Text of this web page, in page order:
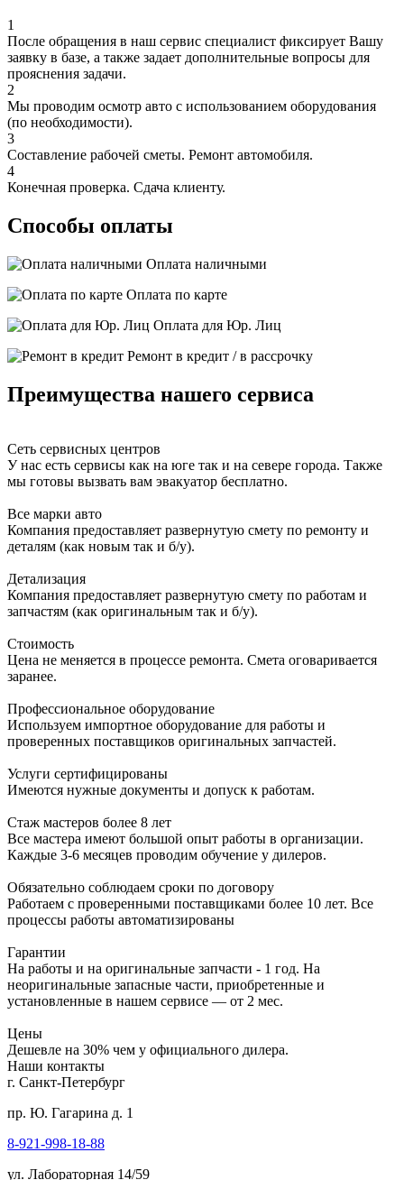
1
После обращения в наш сервис специалист фиксирует Вашу
заявку в базе, а также задает дополнительные вопросы для
прояснения задачи.
2
Мы проводим осмотр авто с использованием оборудования
(по необходимости).
3
Составление рабочей сметы. Ремонт автомобиля.
4
Конечная проверка. Сдача клиенту.
Способы оплаты
Оплата наличными
Оплата по карте
Оплата для Юр. Лиц
Ремонт в кредит / в рассрочку
Преимущества нашего сервиса
Сеть сервисных центров
У нас есть сервисы как на юге так и на севере города. Также
мы готовы вызвать вам эвакуатор бесплатно.
Все марки авто
Компания предоставляет развернутую смету по ремонту и
деталям (как новым так и б/у).
Детализация
Компания предоставляет развернутую смету по работам и
запчастям (как оригинальным так и б/у).
Стоимость
Цена не меняется в процессе ремонта. Смета оговаривается
заранее.
Профессиональное оборудование
Используем импортное оборудование для работы и
проверенных поставщиков оригинальных запчастей.
Услуги сертифицированы
Имеются нужные документы и допуск к работам.
Стаж мастеров более 8 лет
Все мастера имеют большой опыт работы в организации.
Каждые 3-6 месяцев проводим обучение у дилеров.
Обязательно соблюдаем сроки по договору
Работаем с проверенными поставщиками более 10 лет. Все
процессы работы автоматизированы
Гарантии
На работы и на оригинальные запчасти - 1 год. На
неоригинальные запасные части, приобретенные и
установленные в нашем сервисе — от 2 мес.
Цены
Дешевле на 30% чем у официального дилера.
Наши контакты
г. Санкт-Петербург
пр. Ю. Гагарина д. 1
8-921-998-18-88
ул. Лабораторная 14/59